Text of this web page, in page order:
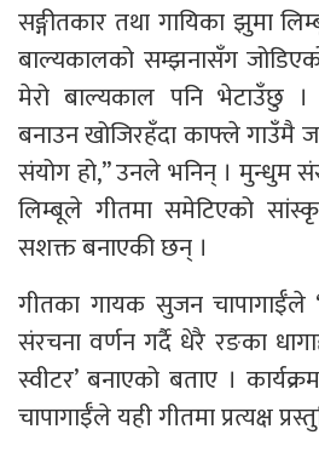
सङ्गीतकार तथा गायिका झुमा
बाल्यकालको सम्झनासँग
मेरो बाल्यकाल पनि भेटाउँछु
बनाउन खोजिरहँदा काफ्ले गाउँमै
संयोग हो,” उनले भनिन् । मुन्धुम
लिम्बूले गीतमा समेटिएको
सशक्त बनाएकी छन् ।
गीतका गायक सुजन चापागाईँले
संरचना वर्णन गर्दै धेरै रङका
स्वीटर’ बनाएको बताए ।
चापागाईँले यही गीतमा प्रत्यक्ष